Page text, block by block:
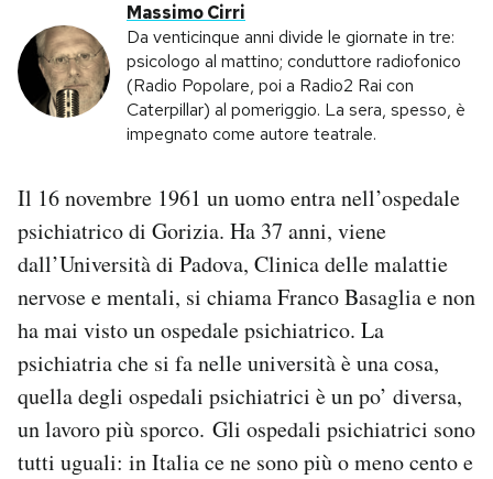
Tecnologia
Internet
Scienza
Storie/Idee
Ok Boomer!
Media
Europa
Mondiali calcio 2026
NEWSLETTER
I MIEI PREFERITI
Massimo Cirri
Da venticinque anni divide le giornate in tre:
psicologo al mattino; conduttore radiofonico
(Radio Popolare, poi a Radio2 Rai con
Caterpillar) al pomeriggio. La sera, spesso, è
impegnato come autore teatrale.
Il 16 novembre 1961 un uomo entra nell’ospedale
psichiatrico di Gorizia. Ha 37 anni, viene
dall’Università di Padova, Clinica delle malattie
nervose e mentali, si chiama Franco Basaglia e non
ha mai visto un ospedale psichiatrico. La
psichiatria che si fa nelle università è una cosa,
quella degli ospedali psichiatrici è un po’ diversa,
un lavoro più sporco. Gli ospedali psichiatrici sono
tutti uguali: in Italia ce ne sono più o meno cento e